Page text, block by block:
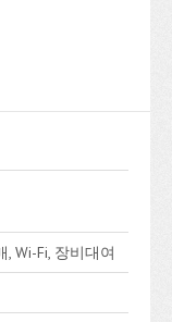
, Wi-Fi, 장비대여